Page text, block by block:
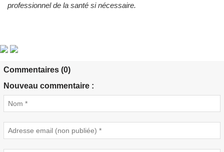
professionnel de la santé si nécessaire.
Commentaires (0)
Nouveau commentaire :